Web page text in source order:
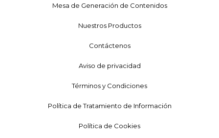
Mesa de Generación de Contenidos
Nuestros Productos
Contáctenos
Aviso de privacidad
Términos y Condiciones
Política de Tratamiento de Información
Política de Cookies